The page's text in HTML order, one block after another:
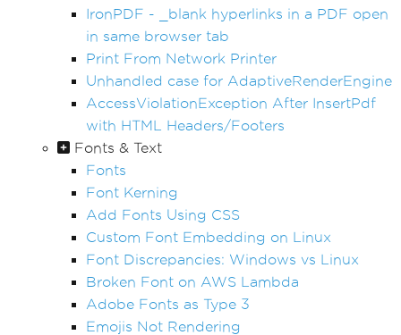
IronPDF - _blank hyperlinks in a PDF open
in same browser tab
Print From Network Printer
Unhandled case for AdaptiveRenderEngine
AccessViolationException After InsertPdf
with HTML Headers/Footers
Fonts & Text
Fonts
Font Kerning
Add Fonts Using CSS
Custom Font Embedding on Linux
Font Discrepancies: Windows vs Linux
Broken Font on AWS Lambda
Adobe Fonts as Type 3
Emojis Not Rendering